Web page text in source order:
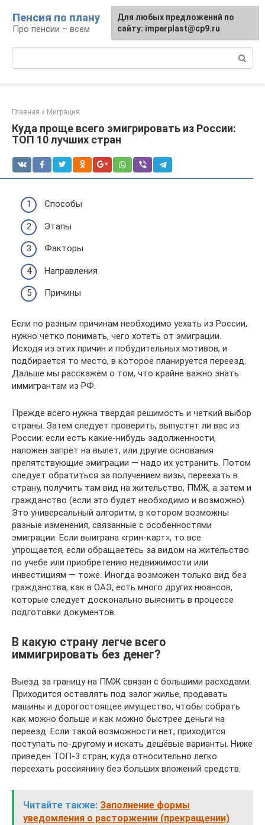
контенту
Пенсия по плану
Про пенсии – всем
Главная » Миграция
Куда проще всего эмигрировать из России:
ТОП 10 лучших стран
Способы
Этапы
Факторы
Направления
Причины
Если по разным причинам необходимо уехать из России,
нужно четко понимать, чего хотеть от эмиграции.
Исходя из этих причин и побудительных мотивов, и
подбирается то место, в которое планируется переезд.
Дальше мы расскажем о том, что крайне важно знать
иммигрантам из РФ.
Прежде всего нужна твердая решимость и четкий выбор
страны. Затем следует проверить, выпустят ли вас из
России: если есть какие-нибудь задолженности,
наложен запрет на вылет, или другие основания
препятствующие эмиграции — надо их устранить. Потом
следует обратиться за получением визы, переехать в
страну, получить там вид на жительство, ПМЖ, а затем и
гражданство (если это будет необходимо и возможно).
Это универсальный алгоритм, в котором возможны
разные изменения, связанные с особенностями
эмиграции. Если выиграна «грин-карт», то все
упрощается, если обращаетесь за видом на жительство
по учебе или приобретению недвижимости или
инвестициям — тоже. Иногда возможен только вид без
гражданства, как в ОАЭ, есть много других нюансов,
которые следует досконально выяснить в процессе
подготовки документов.
В какую страну легче всего
иммигрировать без денег?
Выезд за границу на ПМЖ связан с большими расходами.
Приходится оставлять под залог жилье, продавать
машины и дорогостоящее имущество, чтобы собрать
как можно больше и как можно быстрее деньги на
переезд. Если такой возможности нет, приходится
поступать по-другому и искать дешёвые варианты. Ниже
приведен ТОП-3 стран, куда относительно легко
переехать россиянину без больших вложений средств.
Читайте также: Заполнение формы
уведомления о расторжении (прекращении)
Для любых предложений по
сайту: imperplast@cp9.ru